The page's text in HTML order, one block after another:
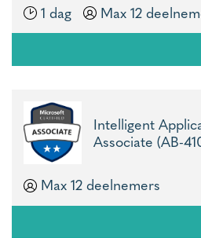
1 dag
Max 12
Intelligent
Associate (AB-
Max 12 deelnemers